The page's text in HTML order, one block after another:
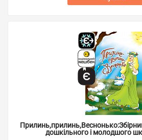
дошкільного і молодшого